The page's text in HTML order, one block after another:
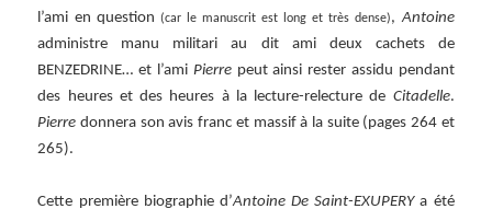
l’ami en question (car le manuscrit est long et très dense),Antoine
administre manu militari au dit ami deux cachets de
BENZEDRINE… et l’ami Pierrepeut ainsi rester assidu pendant
des heures et des heures à la lecture-relecture de Citadelle.
Pierre donnera son avis franc et massif à la suite (pages 264 et
265).
Cette première biographie d’Antoine De Saint-EXUPERYa été